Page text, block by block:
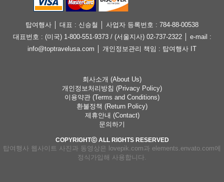
탑여행사 │ 대표 : 신승철 │ 사업자 등록번호 : 784-88-00538
대표번호 : (미국) 1-800-551-9373 / (서울지사) 02-737-2322 │ e-mail :
info@toptravelusa.com │ 개인정보관리 책임 : 탑여행사 IT
회사소개 (About Us)
개인정보처리방침 (Privacy Policy)
이용약관 (Terms and Conditions)
환불정책 (Return Policy)
제휴안내 (Contact)
문의하기
COPYRIGHTⓒ ALL RIGHTS RESERVED
탑여행사 웹사이트 사진과 동영상은 lovepik.com과 elements.envato.com에
정식가입해 사용합니다.